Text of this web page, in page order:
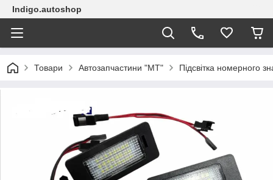
Indigo.autoshop
Товари Автозапчастини "МТ" Підсвітка номерного